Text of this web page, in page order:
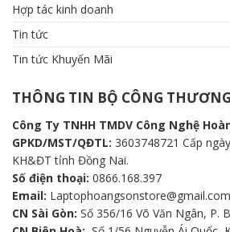
Hợp tác kinh doanh
Tin tức
Tin tức Khuyến Mãi
THÔNG TIN BỘ CÔNG THƯƠNG
Công Ty TNHH TMDV Công Nghệ
GPKD/MST/QĐTL: 3603748721 Cấp
KH&ĐT tỉnh Đồng Nai.
Số điện thoại: 0866.168.397
Email: Laptophoangsonstore@gmail.com
CN Sài Gòn: Số 356/16 Võ Văn Ngân, P.